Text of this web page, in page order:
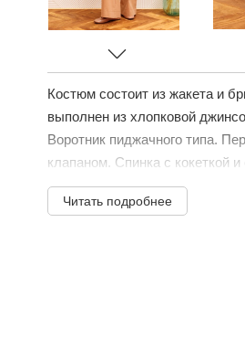
Костюм состоит из жакета и
выполнен из хлопковой
Воротник пиджачного типа.
клапаном. Спинка с кокеткой
Читать подробнее